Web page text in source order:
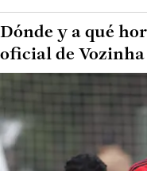
Dónde y a qué
oficial de Vozinha